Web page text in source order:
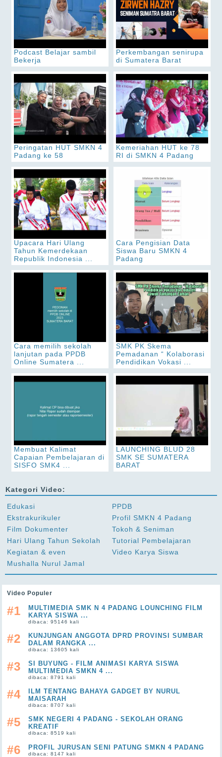
Podcast Belajar sambil
Bekerja
Perkembangan senirupa
di Sumatera Barat
Peringatan HUT SMKN 4
Padang ke 58
Kemeriahan HUT ke 78
RI di SMKN 4 Padang
Upacara Hari Ulang
Tahun Kemerdekaan
Republik Indonesia ...
Cara Pengisian Data
Siswa Baru SMKN 4
Padang
Cara memilih sekolah
lanjutan pada PPDB
Online Sumatera ...
SMK PK Skema
Pemadanan “ Kolaborasi
Pendidikan Vokasi ...
Membuat Kalimat
Capaian Pembelajaran di
SISFO SMK4 ...
LAUNCHING BLUD 28
SMK SE SUMATERA
BARAT
Kategori Video:
Edukasi
Ekstrakurikuler
Film Dokumenter
Hari Ulang Tahun Sekolah
Kegiatan & even
Mushalla Nurul Jamal
PPDB
Profil SMKN 4 Padang
Tokoh & Seniman
Tutorial Pembelajaran
Video Karya Siswa
Video Populer
#1
MULTIMEDIA SMK N 4 PADANG LOUNCHING FILM
KARYA SISWA ...
dibaca: 95146 kali
#2
KUNJUNGAN ANGGOTA DPRD PROVINSI SUMBAR
DALAM RANGKA ...
dibaca: 13605 kali
#3
SI BUYUNG - FILM ANIMASI KARYA SISWA
MULTIMEDIA SMKN 4 ...
dibaca: 8791 kali
#4
ILM TENTANG BAHAYA GADGET BY NURUL
MAISARAH
dibaca: 8707 kali
#5
SMK NEGERI 4 PADANG - SEKOLAH ORANG
KREATIF
dibaca: 8519 kali
#6 PROFIL JURUSAN SENI PATUNG SMKN 4 PADANG
dibaca: 8147 kali